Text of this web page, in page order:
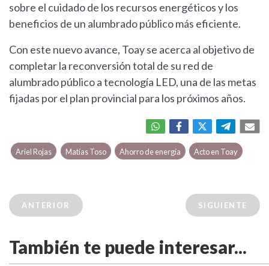
sobre el cuidado de los recursos energéticos y los
beneficios de un alumbrado público más eficiente.
Con este nuevo avance, Toay se acerca al objetivo de
completar la reconversión total de su red de
alumbrado público a tecnología LED, una de las metas
fijadas por el plan provincial para los próximos años.
Ariel Rojas Matías Toso Ahorro de energía Acto en Toay
ANTERIOR SIGUIENTE
También te puede interesar...